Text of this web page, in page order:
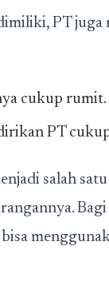
PT
cukup rumit.
PT cukup
salah